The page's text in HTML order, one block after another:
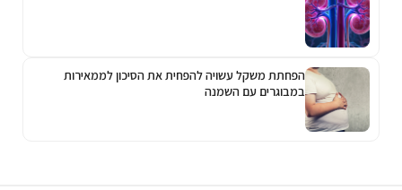
הפחתת משקל עשויה להפחית את הסיכון לממאירות
במבוגרים עם השמנה